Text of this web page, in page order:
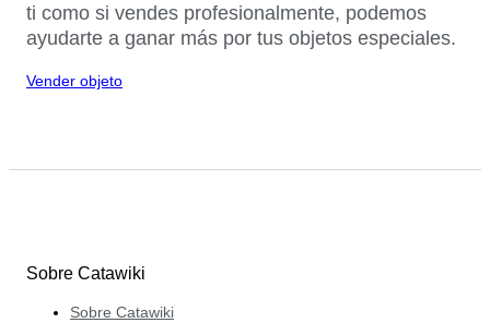
ti como si vendes profesionalmente, podemos
ayudarte a ganar más por tus objetos especiales.
Vender objeto
Sobre Catawiki
Sobre Catawiki